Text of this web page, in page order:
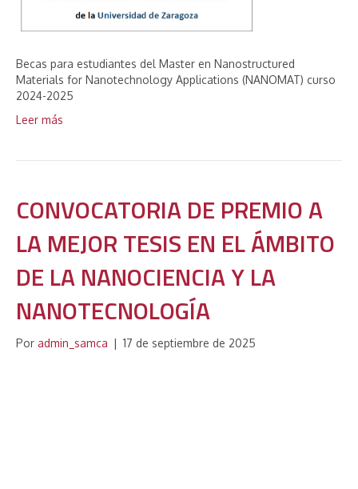
Becas para estudiantes del Master en Nanostructured
Materials for Nanotechnology Applications (NANOMAT) curso
2024-2025
Leer más
CONVOCATORIA DE PREMIO A
LA MEJOR TESIS EN EL ÁMBITO
DE LA NANOCIENCIA Y LA
NANOTECNOLOGÍA
Por admin_samca | 17 de septiembre de 2025